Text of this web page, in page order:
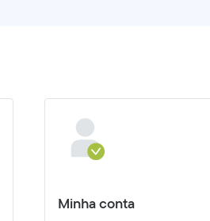
Minha conta